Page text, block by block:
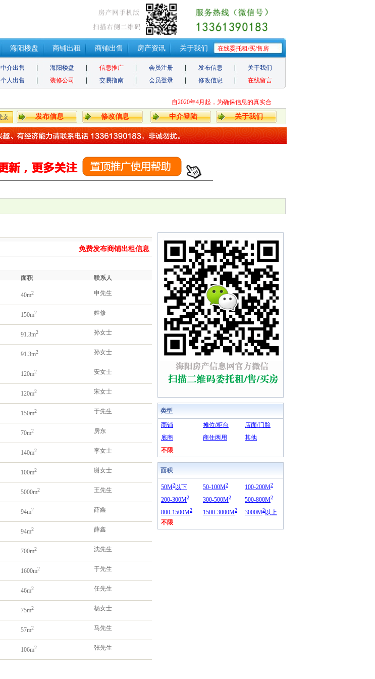
海阳楼盘 商铺出租 商铺出售 房产资讯 关于我们 在线委托租/买/售房
中介出售 海阳楼盘 信息推广 会员注册 发布信息
关于我们
个人出售 装修公司 交易指南 会员登录 修改信息 在线留言
自2020年4月起，为确保信息的真实合法性，个人发布信息需要审核，周期1天
发布信息 修改信息 中介登陆 关于我们
免费发布商铺出租信息
面积 联系人
40m2 申先生
150m2 姓修
91.3m2 孙女士
91.3m2 孙女士
120m2 安女士
120m2 宋女士
150m2 于先生
70m2 房东
140m2 李女士
100m2 谢女士
5000m2 王先生
94m2 薛鑫
94m2 薛鑫
700m2 沈先生
1600m2 于先生
46m2 任先生
75m2 杨女士
57m2 马先生
106m2 张先生
类型
商铺
摊位/柜台
店面/门脸
底商
商住两用
其他
不限
面积
50M2以下 50-100M2 100-200M2
200-300M2 300-500M2 500-800M2
800-1500M2 1500-3000M2 3000M2以上
不限